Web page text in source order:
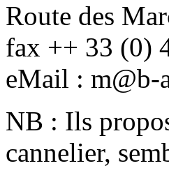
Route des
fax ++ 33 (0)
eMail : m@b-
NB : Ils
cannelier,